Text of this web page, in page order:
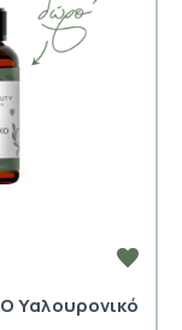
Υαλουρονικό